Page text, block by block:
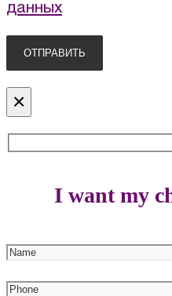
данных
×
I want my